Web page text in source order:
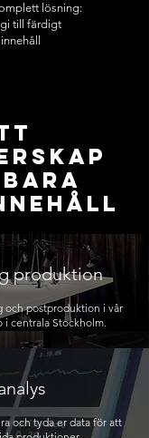
lösning:
till färdigt
produktion
och postproduktion i vår
centrala Stockholm.
och tyda er data för att